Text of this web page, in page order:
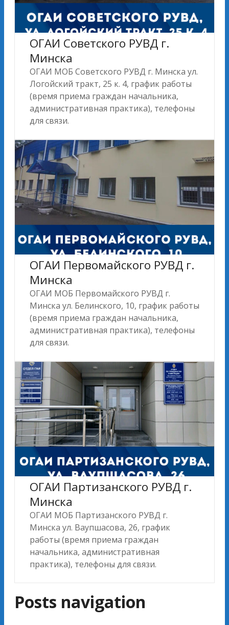
ОГАИ Советского РУВД г.
Минска
ОГАИ МОБ Советского РУВД г. Минска ул.
Логойский тракт, 25 к. 4, график работы
(время приема граждан начальника,
административная практика), телефоны
для связи.
ОГАИ Первомайского РУВД г.
Минска
ОГАИ МОБ Первомайского РУВД г.
Минска ул. Белинского, 10, график работы
(время приема граждан начальника,
административная практика), телефоны
для связи.
ОГАИ Партизанского РУВД г.
Минска
ОГАИ МОБ Партизанского РУВД г.
Минска ул. Ваупшасова, 26, график
работы (время приема граждан
начальника, административная
практика), телефоны для связи.
Posts navigation